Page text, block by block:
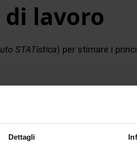
Dettagli
di lavoro
STATistica) per stimare i